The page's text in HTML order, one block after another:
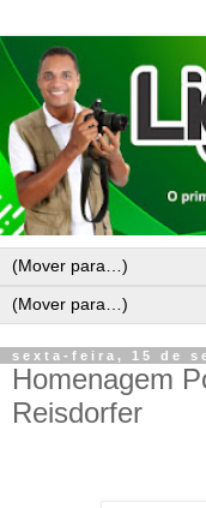
sexta-feira, 15 de
Homenagem
Reisdorfer